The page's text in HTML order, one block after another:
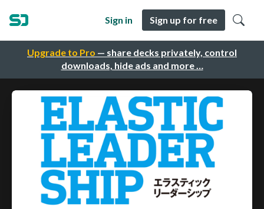
Upgrade to Pro — share decks privately, control
downloads, hide ads and more …
Sign in Sign up for free